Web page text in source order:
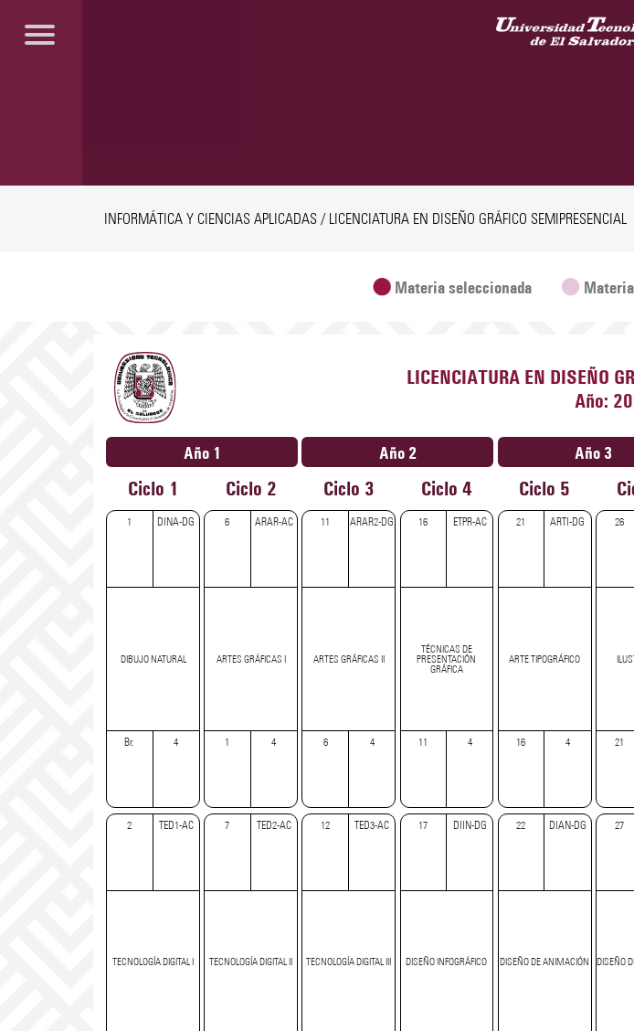
INFORMÁTICA Y CIENCIAS APLICADAS / LICENCIATURA EN DISEÑO GRÁFICO SEMIPRESENCIAL
Materia seleccionada
LICENCIATURA EN DISEÑO
Año:
Año 1
Ciclo 1
1 DINA-DG
DIBUJO NATURAL
Br. 4
2 TED1-AC
TECNOLOGÍA DIGITAL I
Ciclo 2
6 ARAR-AC
ARTES GRÁFICAS I
1 4
7 TED2-AC
TECNOLOGÍA DIGITAL II
Año 2
Ciclo 3
11 ARAR2-DG
ARTES GRÁFICAS II
6 4
12 TED3-AC
TECNOLOGÍA DIGITAL III
Ciclo 4
16 ETPR-AC
TÉCNICAS DE
PRESENTACIÓN
GRÁFICA
11 4
17 DIIN-DG
DISEÑO INFOGRÁFICO
Año 3
Ciclo 5
21 ARTI-DG
ARTE TIPOGRÁFICO
16 4
22 DIAN-DG
DISEÑO DE ANIMACIÓN
26
21
27
DISEÑO